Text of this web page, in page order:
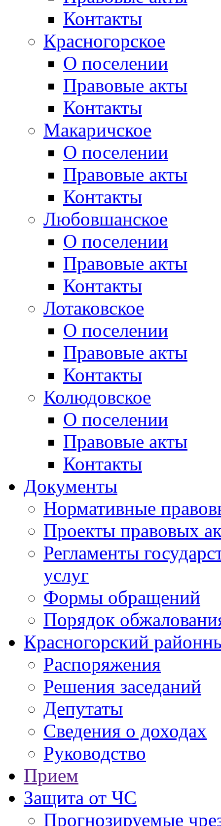
Контакты
Красногорское
О поселении
Правовые акты
Контакты
Макаричское
О поселении
Правовые акты
Контакты
Любовшанское
О поселении
Правовые акты
Контакты
Лотаковское
О поселении
Правовые акты
Контакты
Колюдовское
О поселении
Правовые акты
Контакты
Документы
Нормативные
Проекты правовых
Регламенты
услуг
Формы обращений
Порядок
Красногорский
Распоряжения
Решения заседаний
Депутаты
Сведения о доходах
Руководство
Прием
Защита от ЧС
Прогнозируемые